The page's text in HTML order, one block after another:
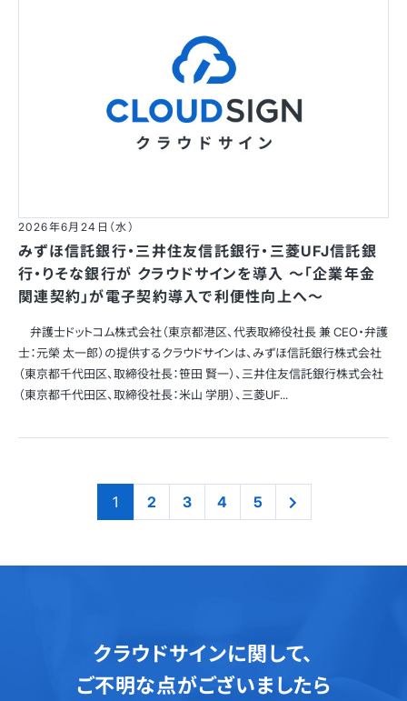
2026年6月24日（水）
みずほ信託銀行・三井住友信託銀行・三菱UFJ信託銀
行・りそな銀行が クラウドサインを導入 〜「企業年金
関連契約」が電子契約導入で利便性向上へ〜
弁護士ドットコム株式会社（東京都港区、代表取締役社長 兼 CEO・弁護
士：元榮 太一郎）の提供するクラウドサインは、みずほ信託銀行株式会社
（東京都千代田区、取締役社長：笹田 賢一）、三井住友信託銀行株式会社
（東京都千代田区、取締役社長：米山 学朋）、三菱UF...
1 2 3 4 5
クラウドサインに関して、
ご不明な点がございましたら